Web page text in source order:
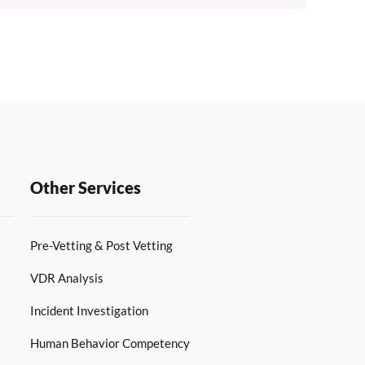
Other Services
Pre-Vetting & Post Vetting
VDR Analysis
Incident Investigation
Human Behavior Competency